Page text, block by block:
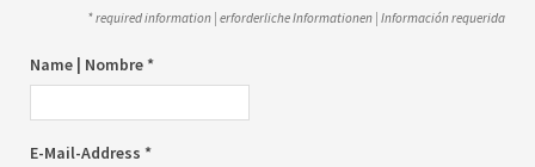
* required information | erforderliche Informationen | Información requerida
Name | Nombre *
E-Mail-Address *